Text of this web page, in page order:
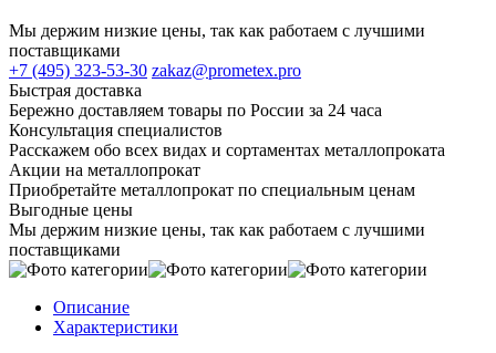
Мы держим низкие цены, так как работаем с лучшими
поставщиками
+7 (495) 323-53-30 zakaz@prometex.pro
Быстрая доставка
Бережно доставляем товары по России за 24 часа
Консультация специалистов
Расскажем обо всех видах и сортаментах металлопроката
Акции на металлопрокат
Приобретайте металлопрокат по специальным ценам
Выгодные цены
Мы держим низкие цены, так как работаем с лучшими
поставщиками
Описание
Характеристики